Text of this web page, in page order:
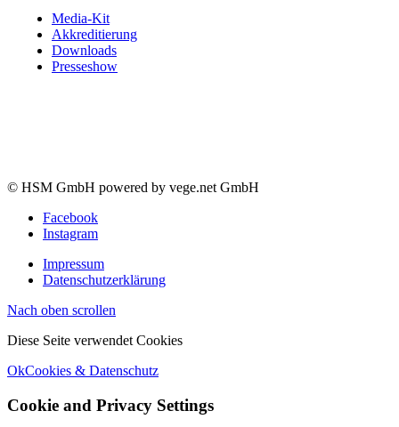
Media-Kit
Akkreditierung
Downloads
Presseshow
© HSM GmbH powered by vege.net GmbH
Facebook
Instagram
Impressum
Datenschutzerklärung
Nach oben scrollen
Diese Seite verwendet Cookies
OkCookies & Datenschutz
Cookie and Privacy Settings